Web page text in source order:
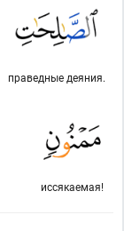
праведные деяния.
иссякаемая!